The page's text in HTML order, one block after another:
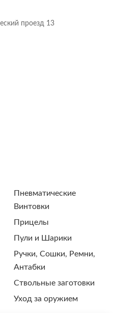
проезд 13
Пневматические
Винтовки
Прицелы
Пули и Шарики
Ручки, Сошки, Ремни,
Антабки
Ствольные заготовки
Уход за оружием